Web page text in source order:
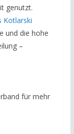
genutzt.
Kotlarski
und die hohe
–
für mehr